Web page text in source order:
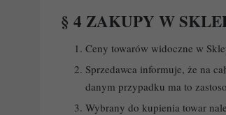
§ 4 ZAKUPY W
Ceny towarów widoczne w
Sprzedawca informuje, że na
danym przypadku ma to
Wybrany do kupienia towar